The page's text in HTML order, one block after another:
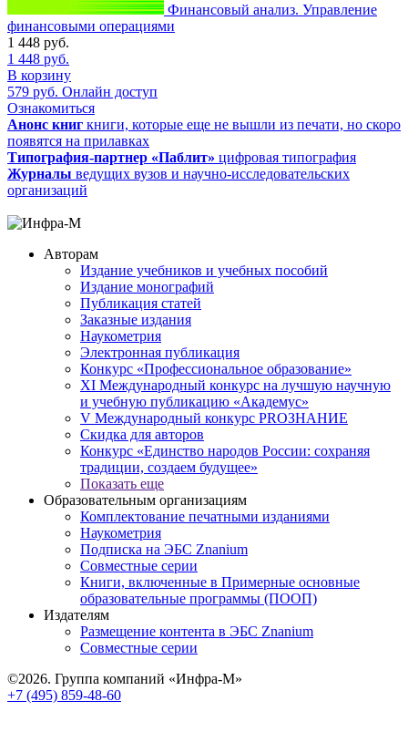
Финансовый анализ. Управление
финансовыми операциями
1 448 руб.
1 448 руб.
В корзину
579 руб. Онлайн доступ
Ознакомиться
Анонс книг книги, которые еще не вышли из печати, но скоро
появятся на прилавках
Типография-партнер «Паблит» цифровая типография
Журналы ведущих вузов и научно-исследовательских
организаций
Авторам
Издание учебников и учебных пособий
Издание монографий
Публикация статей
Заказные издания
Наукометрия
Электронная публикация
Конкурс «Профессиональное образование»
XI Международный конкурс на лучшую научную
и учебную публикацию «Академус»
V Международный конкурс PROЗНАНИЕ
Скидка для авторов
Конкурс «Единство народов России: сохраняя
традиции, создаем будущее»
Показать еще
Образовательным организациям
Комплектование печатными изданиями
Наукометрия
Подписка на ЭБС Znanium
Совместные серии
Книги, включенные в Примерные основные
образовательные программы (ПООП)
Издателям
Размещение контента в ЭБС Znanium
Совместные серии
©2026. Группа компаний «Инфра-М»
+7 (495) 859-48-60